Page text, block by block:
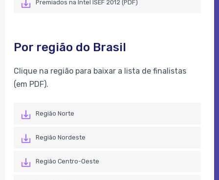
Premiados na Intel ISEF 2012 (PDF)
Por região do Brasil
Clique na região para baixar a lista de finalistas
(em PDF).
Região Norte
Região Nordeste
Região Centro-Oeste